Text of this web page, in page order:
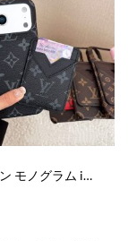
ルイヴィトン モノグラム iphone18pro/17 ケース マグセーフ 対応 ケース iphone18promax/17pro/16pro ケース 背面 ポケット ブランド 革 ブランド iphone16/15/14 ケース